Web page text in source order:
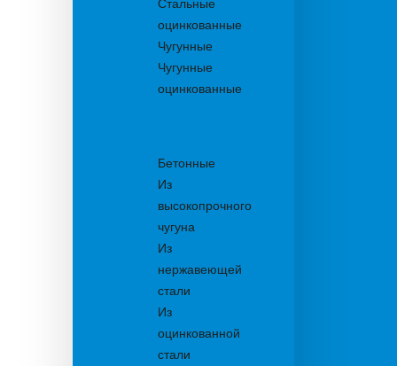
Стальные
оцинкованные
Чугунные
Чугунные
оцинкованные
Бетонные
Из
высокопрочного
чугуна
Из
нержавеющей
стали
Из
оцинкованной
стали